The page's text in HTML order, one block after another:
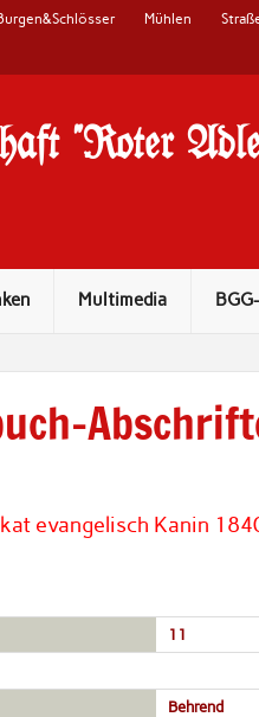
Mühlen
"Roter
Multimedia
evangelisch Kanin
11
Behrend